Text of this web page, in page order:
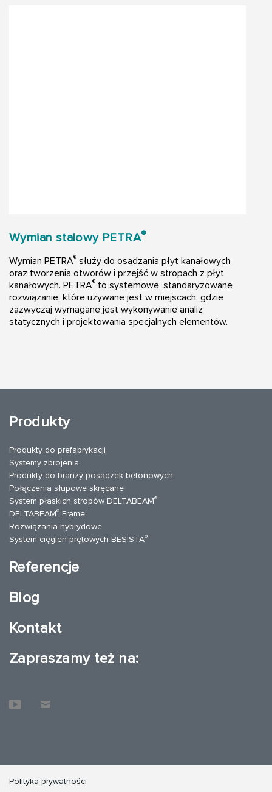
Wymian stalowy PETRA®
Wymian PETRA® służy do osadzania płyt kanałowych
oraz tworzenia otworów i przejść w stropach z płyt
kanałowych. PETRA® to systemowe, standaryzowane
rozwiązanie, które używane jest w miejscach, gdzie
zazwyczaj wymagane jest wykonywanie analiz
statycznych i projektowania specjalnych elementów.
Produkty
Produkty do prefabrykacji
Systemy zbrojenia
Produkty do branży posadzek betonowych
Połączenia słupowe skręcane
System płaskich stropów DELTABEAM®
DELTABEAM® Frame
Rozwiązania hybrydowe
System cięgien prętowych BESISTA®
Referencje
Blog
Kontakt
Zapraszamy też na:
Polityka prywatności